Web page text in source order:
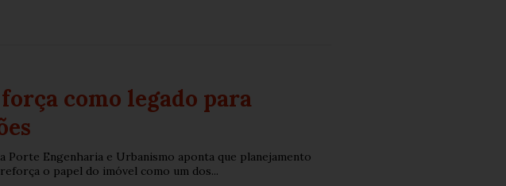
como legado para
Porte Engenharia e Urbanismo aponta que planejamento
o papel do imóvel como um dos...